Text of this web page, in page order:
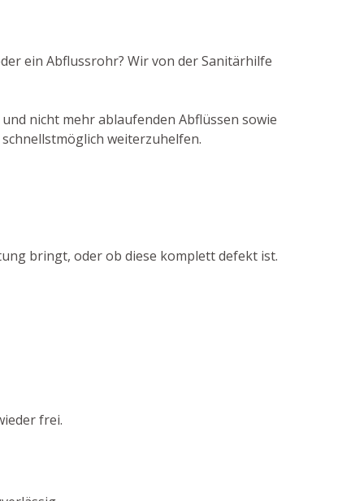
ein Abflussrohr? Wir von der Sanitärhilfe
nicht mehr ablaufenden Abflüssen sowie
weiterzuhelfen.
bringt, oder ob diese komplett defekt ist.
frei.